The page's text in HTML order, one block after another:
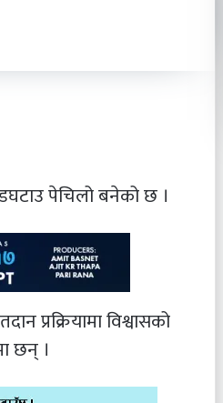
पेचिलो बनेको छ ।
प्रक्रियामा विश्वासको
छन् ।